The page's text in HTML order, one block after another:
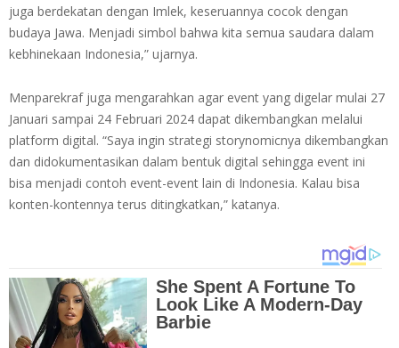
juga berdekatan dengan Imlek, keseruannya cocok dengan
budaya Jawa. Menjadi simbol bahwa kita semua saudara dalam
kebhinekaan Indonesia,” ujarnya.
Menparekraf juga mengarahkan agar event yang digelar mulai 27
Januari sampai 24 Februari 2024 dapat dikembangkan melalui
platform digital. “Saya ingin strategi storynomicnya dikembangkan
dan didokumentasikan dalam bentuk digital sehingga event ini
bisa menjadi contoh event-event lain di Indonesia. Kalau bisa
konten-kontennya terus ditingkatkan,” katanya.